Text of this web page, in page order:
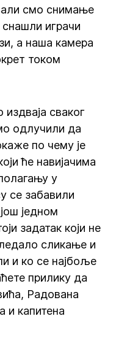
смо снимање
играчи
а наша камера
током
сваког
одлучили да
по чему је
ће навијачима
у
се забавили
једном
задатак који не
сликање и
и ко се најбоље
прилику да
Радована
и капитена